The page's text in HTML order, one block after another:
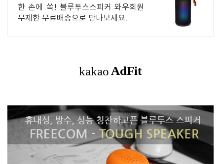
5% 캐시 적립
한 손에 쏙! 블루투스스피커 와우회원
무제한 무료배송으로 만나보세요.